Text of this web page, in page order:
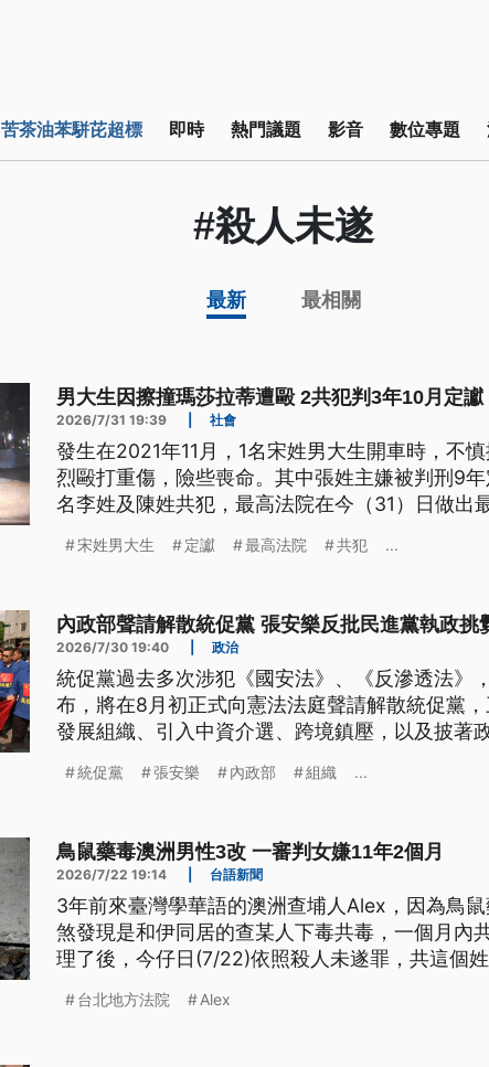
苦茶油苯駢芘超標 即時 熱門議題 影音 數位專題
#殺人未遂
最新 最相關
男大生因擦撞瑪莎拉蒂遭毆 2共犯判3年10月定讞
2026/7/31 19:39 社會
發生在2021年11月，1名宋姓男大生開車時，不
烈毆打重傷，險些喪命。其中張姓主嫌被判刑9
名李姓及陳姓共犯，最高法院在今（31）日做出
受，但也擔心如果之後有假釋機會，這樣的刑度
宋姓男大生 定讞 最高法院 共犯 ...
內政部聲請解散統促黨 張安樂反批民進黨執政挑
2026/7/30 19:40 政治
統促黨過去多次涉犯《國安法》、《反滲透法》
布，將在8月初正式向憲法法庭聲請解散統促黨
發展組織、引入中資介選、跨境鎮壓，以及披著
求用同樣標準檢驗執政黨。
統促黨 張安樂 內政部 組織 ...
鳥鼠藥毒澳洲男性3改 一審判女嫌11年2個月
2026/7/22 19:14 台語新聞
3年前來臺灣學華語的澳洲查埔人Alex，因為鳥
煞發現是和伊同居的查某人下毒共毒，一個月內
理了後，今仔日(7/22)依照殺人未遂罪，共這個
台北地方法院 Alex